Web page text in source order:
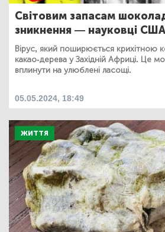
Світовим запасам
зникнення — науковці США
Вірус, який поширюється крихітною
какао-дерева у Західній Африці. Це
вплинути на улюблені ласощі.
05.05.2024, 18:49
ЖИТТЯ